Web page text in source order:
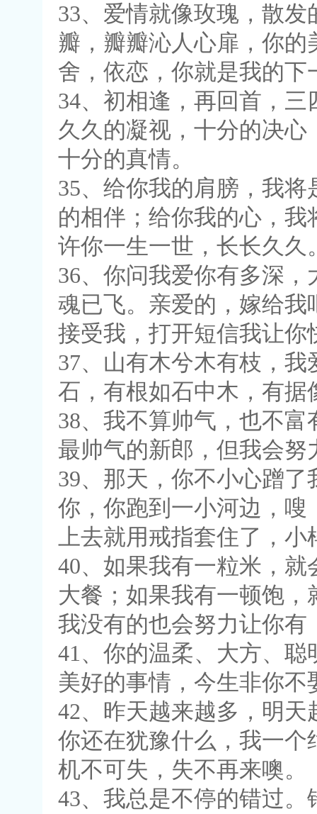
33、爱情就像玫瑰，散
瓣，瓣瓣沁人心扉，你
舍，依恋，你就是我的
34、初相逢，再回首，
久久的凝视，十分的决
十分的真情。
35、给你我的肩膀，我
的相伴；给你我的心，
许你一生一世，长长久久
36、你问我爱你有多深
魂已飞。亲爱的，嫁给
接受我，打开短信我让你
37、山有木兮木有枝，
石，有根如石中木，有
38、我不算帅气，也不
最帅气的新郎，但我会
39、那天，你不小心蹭
你，你跑到一小河边，
上去就用戒指套住了，
40、如果我有一粒米，
大餐；如果我有一顿饱
我没有的也会努力让你有
41、你的温柔、大方、
美好的事情，今生非你
42、昨天越来越多，明
你还在犹豫什么，我一
机不可失，失不再来噢。
43、我总是不停的错过